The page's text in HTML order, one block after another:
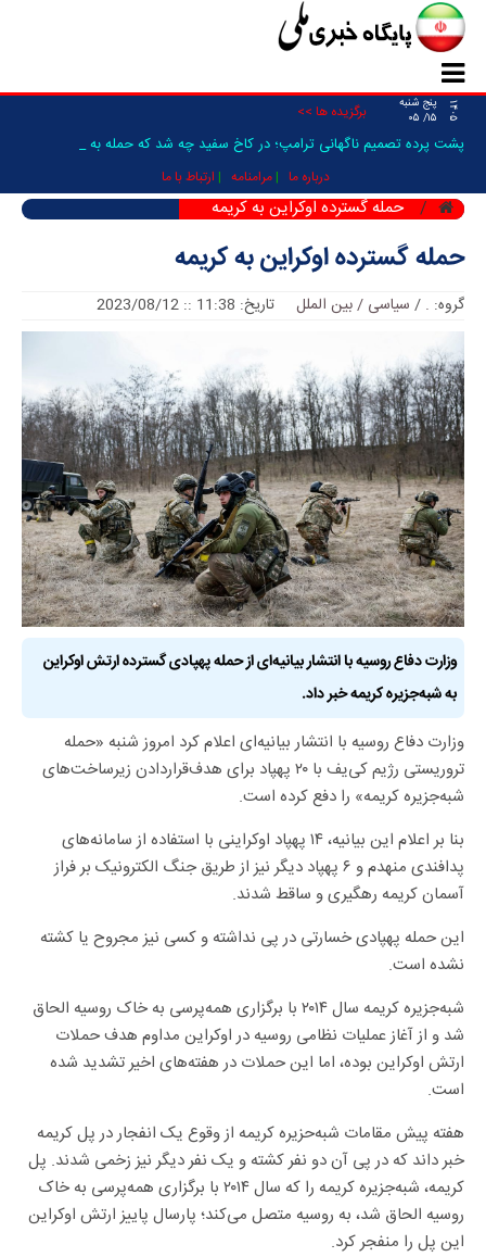
۱۴۰۵
پنج شنبه
۱۵/ ۰۵
برگزیده ها >>
پشت پرده تصمیم ناگهانی ترامپ؛ در کاخ سفید چه شد که حمله به ایران _
درباره ما مرامنامه ارتباط با ما
حمله گسترده اوکراین به کریمه
حمله گسترده اوکراین به کریمه
گروه: .
/ سیاسی / بین الملل تاریخ: 11:38 :: 2023/08/12
وزارت دفاع روسیه با انتشار بیانیه‌ای از حمله پهپادی گسترده ارتش اوکراین
به شبه‌جزیره کریمه خبر داد.
وزارت دفاع روسیه با انتشار بیانیه‌ای اعلام کرد امروز شنبه «حمله
تروریستی رژیم کی‌یف با ۲۰ پهپاد برای هدف‌قراردادن زیرساخت‌های
شبه‌جزیره کریمه» را دفع کرده است.
بنا بر اعلام این بیانیه، ۱۴ پهپاد اوکراینی با استفاده از سامانه‌های
پدافندی منهدم و ۶ پهپاد دیگر نیز از طریق جنگ الکترونیک بر فراز
آسمان کریمه رهگیری و ساقط شدند.
این حمله پهپادی خسارتی در پی نداشته و کسی نیز مجروح یا کشته
نشده است.
شبه‌جزیره کریمه سال ۲۰۱۴ با برگزاری همه‌پرسی به خاک روسیه الحاق
شد و از آغاز عملیات نظامی روسیه در اوکراین مداوم هدف حملات
ارتش اوکراین بوده، اما این حملات در هفته‌های اخیر تشدید شده
است.
هفته پیش مقامات شبه‌حزیره کریمه از وقوع یک انفجار در پل کریمه
خبر داند که در پی آن دو نفر کشته و یک نفر دیگر نیز زخمی شدند. پل
کریمه، شبه‌جزیره کریمه را که سال ۲۰۱۴ با برگزاری همه‌پرسی به خاک
روسیه الحاق شد، به روسیه متصل می‌کند؛ پارسال پاییز ارتش اوکراین
این پل را منفجر کرد.